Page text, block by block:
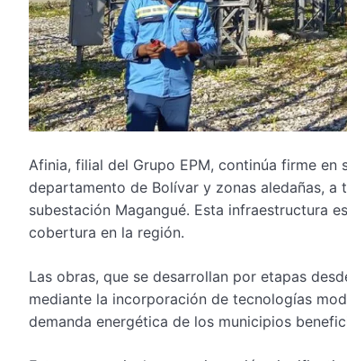
Afinia, filial del Grupo EPM, continúa firme
departamento de Bolívar y zonas aledañas,
subestación Magangué. Esta infraestructura
cobertura en la región.
Las obras, que se desarrollan por etapas
mediante la incorporación de tecnologías
demanda energética de los municipios